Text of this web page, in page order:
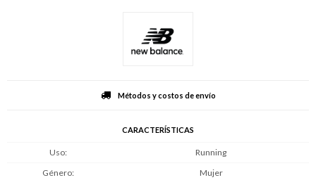
Métodos y costos de envío
CARACTERÍSTICAS
Uso
Running
Género
Mujer